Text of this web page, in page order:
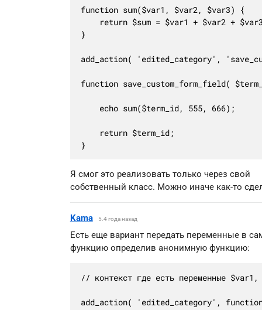
function sum($var1, $var2, $var3) {
}
add_action( 'edited_category',
function save_custom_form_field(
}
Я смог это реализовать только через свой
собственный класс. Можно иначе как-то
Kama 5.4 года назад
Есть еще вариант передать переменные в
функцию определив анонимную функцию:
// контекст где есть переменные
add_action( 'edited_category',